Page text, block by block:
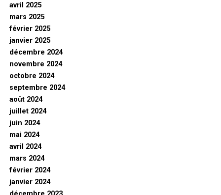
avril 2025
mars 2025
février 2025
janvier 2025
décembre 2024
novembre 2024
octobre 2024
septembre 2024
août 2024
juillet 2024
juin 2024
mai 2024
avril 2024
mars 2024
février 2024
janvier 2024